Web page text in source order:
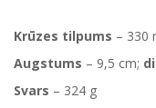
Krūzes tilpums – 330
Augstums – 9,5 cm;
Svars – 324 g